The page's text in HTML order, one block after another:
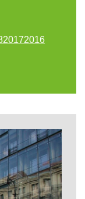
20172016